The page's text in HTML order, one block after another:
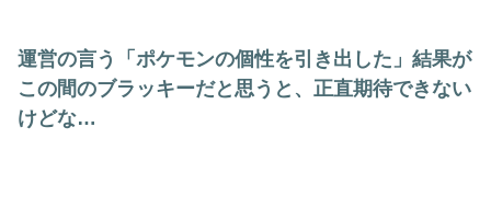
運営の言う「ポケモンの個性を引き出した」結果が
この間のブラッキーだと思うと、正直期待できない
けどな…